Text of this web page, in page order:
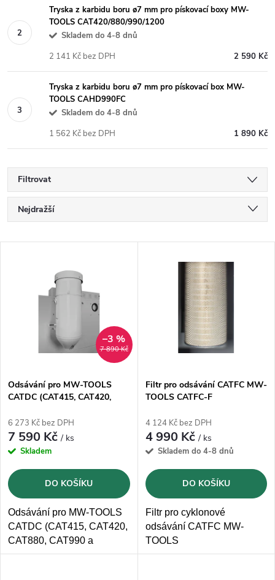
Tryska z karbidu boru ø7 mm pro pískovací boxy MW-
TOOLS CAT420/880/990/1200
Skladem do 4-8 dnů
2 590 Kč
2 141 Kč bez DPH
Tryska z karbidu boru ø7 mm pro pískovací box MW-
TOOLS CAHD990FC
Skladem do 4-8 dnů
1 890 Kč
1 562 Kč bez DPH
Filtrovat
Ř
a
p
r
o
d
u
k
Nejdražší
Abecedně
s
p
r
o
d
u
k
7 890 Kč
–3 %
Odsávání pro MW-TOOLS
CATDC (CAT415, CAT420,
6 273 Kč bez DPH
7 590 Kč/ ks
Skladem
DO KOŠÍKU
Odsávání pro MW-TOOLS
CATDC (CAT415, CAT420,
CAT880, CAT990 a
CAT1200)
Filtr pro odsávání CATFC MW-
TOOLS CATFC-F
4 124 Kč bez DPH
4 990 Kč/ ks
Skladem do 4-8 dnů
DO KOŠÍKU
Filtr pro cyklonové
odsávání CATFC MW-
TOOLS